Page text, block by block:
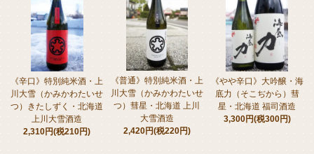
《辛口》特別純米酒・上
川大雪（かみかわたいせ
つ）きたしずく・北海道
上川大雪酒造
2,310円(税210円)
《普通》特別純米酒・上
川大雪（かみかわたいせ
つ）彗星・北海道 上川
大雪酒造
2,420円(税220円)
《やや辛口》大吟醸・海
底力（そこぢから）彗
星・北海道 福司酒造
3,300円(税300円)